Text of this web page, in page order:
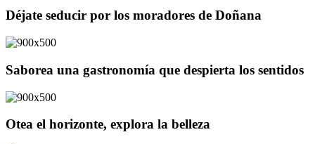
Déjate seducir por los moradores de Doñana
Saborea una gastronomía que despierta los sentidos
Otea el horizonte, explora la belleza